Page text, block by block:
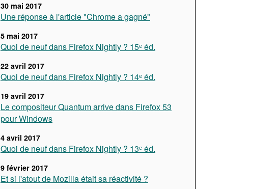
30 mai 2017
Une réponse à l'article "Chrome a gagné"
5 mai 2017
Quoi de neuf dans Firefox Nightly ? 15ᵉ éd.
22 avril 2017
Quoi de neuf dans Firefox Nightly ? 14ᵉ éd.
19 avril 2017
Le compositeur Quantum arrive dans Firefox 53
pour Windows
4 avril 2017
Quoi de neuf dans Firefox Nightly ? 13ᵉ éd.
9 février 2017
Et si l'atout de Mozilla était sa réactivité ?